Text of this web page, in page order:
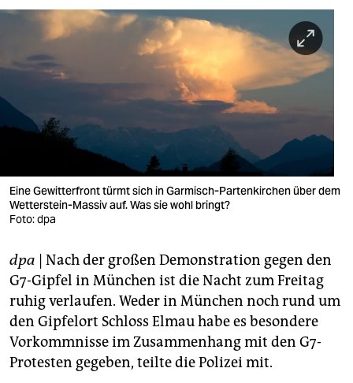
sport
berlin
nord
wahrheit
verlag
veranstaltungen
fragen & hilfe
unterstützen
abo
genossenschaft
Eine Gewitterfront türmt sich in Garmisch-Partenkirchen über dem
Wetterstein-Massiv auf. Was sie wohl bringt?
Foto: dpa
dpa | Nach der großen Demonstration gegen den
G7-Gipfel in München ist die Nacht zum Freitag
ruhig verlaufen. Weder in München noch rund um
den Gipfelort Schloss Elmau habe es besondere
Vorkommnisse im Zusammenhang mit den G7-
Protesten gegeben, teilte die Polizei mit.